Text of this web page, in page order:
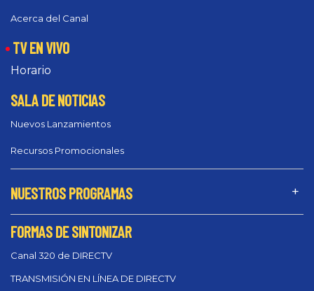
Acerca del Canal
TV EN VIVO
Horario
SALA DE NOTICIAS
Nuevos Lanzamientos
Recursos Promocionales
NUESTROS PROGRAMAS
FORMAS DE SINTONIZAR
Canal 320 de DIRECTV
TRANSMISIÓN EN LÍNEA DE DIRECTV